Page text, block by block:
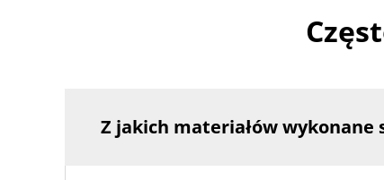
Z jakich materiałów wykonane